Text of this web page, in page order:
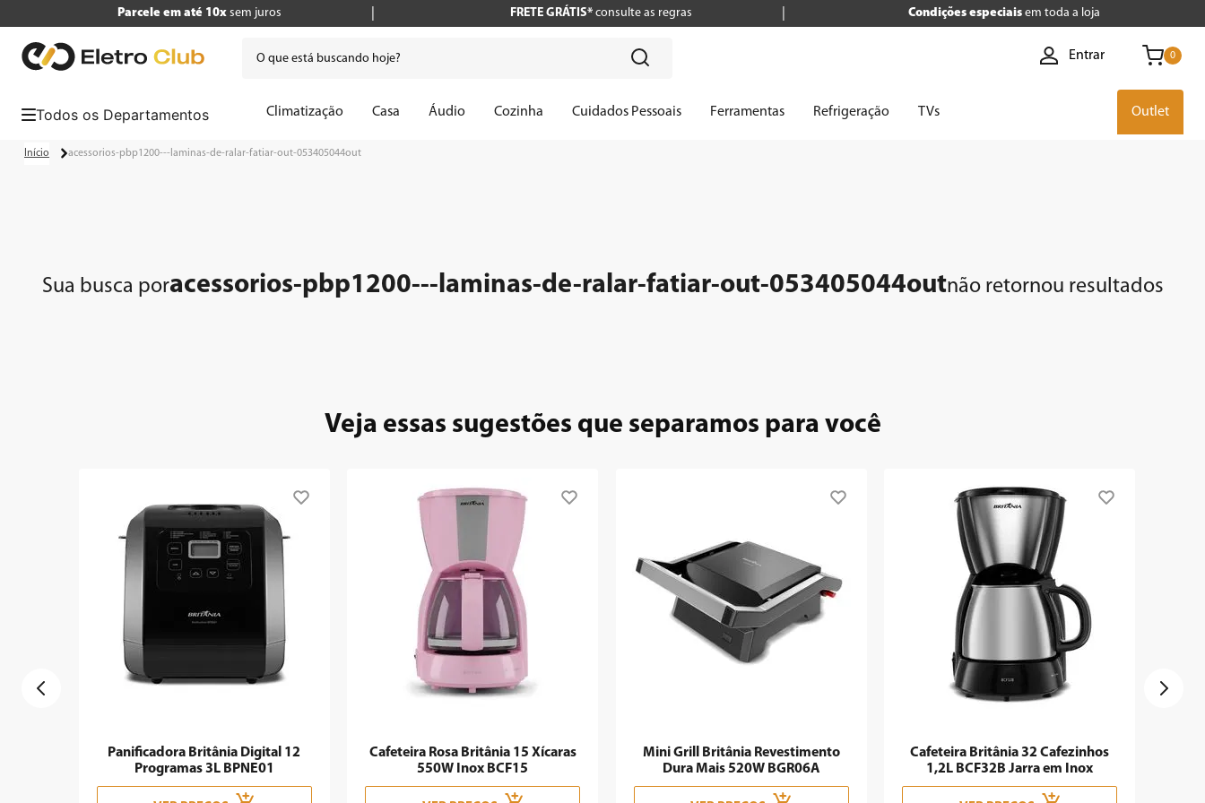
Parcele em até 10xsem juros FRETE GRÁTIS*consulte as regras Condições especiais em toda a loja
Entrar 0
Climatização Casa Áudio Cozinha Cuidados Pessoais Ferramentas Refrigeração TVs Outlet
acessorios-pbp1200---laminas-de-ralar-fatiar-out-053405044out
Sua busca poracessorios-pbp1200---laminas-de-ralar-fatiar-out-053405044outnão retornou resultados
Veja essas sugestões que separamos para você
Panificadora Britânia Digital 12
Programas 3L BPNE01
Cafeteira Rosa Britânia 15 Xícaras
550W Inox BCF15
Mini Grill Britânia Revestimento
Dura Mais 520W BGR06A
Cafeteira Britânia 32 Cafezinhos
1,2L BCF32B Jarra em Inox
2 º geladeira
forno